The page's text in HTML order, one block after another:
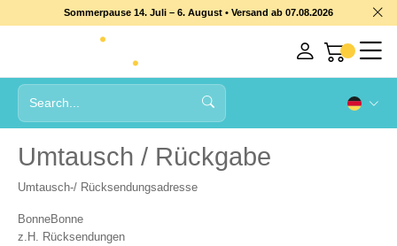
Sommerpause 14. Juli – 6. August • Versand ab 07.08.2026
Umtausch / Rückgabe
Umtausch-/ Rücksendungsadresse
BonneBonne
z.H . Rücksendungen